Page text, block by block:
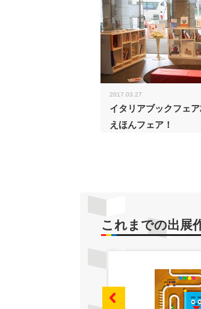
2017.03.27
イタリアブックフェ
えほんフェア！
これまでの出展